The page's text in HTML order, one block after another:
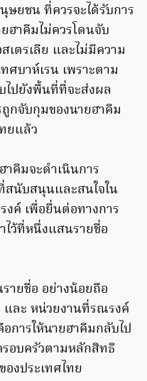
ษยชน ที่ควรจะได้รับการ
าคีมไม่ควรโดนจับ
เตรเลีย และไม่มีความ
ศบาห์เรน เพราะตาม
ปยังพื้นที่ที่จะส่งผล
กจับกุมของนายฮาคีม
ยแล้ว
คีมจะดำเนินการ
สนับสนุนและสนใจใน
ค์ เพื่อยื่นต่อทางการ
ไว้ที่หนึ่งแสนรายชื่อ
ายชื่อ อย่างน้อยถือ
และ หน่วยงานที่รณรงค์
การให้นายฮาคีมกลับไป
รอบครัวตามหลักสิทธิ
งประเทศไทย